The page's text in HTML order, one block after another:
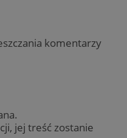
komentarzy
jej treść zostanie